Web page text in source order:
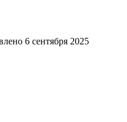
6 сентября 2025